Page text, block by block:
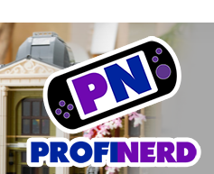
Inhalt
springen